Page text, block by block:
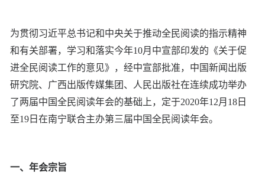
为贯彻习近平总书记和中央关于推动全民阅读的指示精神
和有关部署，学习和落实今年10月中宣部印发的《关于促
进全民阅读工作的意见》，经中宣部批准，中国新闻出版
研究院、广西出版传媒集团、人民出版社在连续成功举办
了两届中国全民阅读年会的基础上，定于2020年12月18日
至19日在南宁联合主办第三届中国全民阅读年会。
一、年会宗旨